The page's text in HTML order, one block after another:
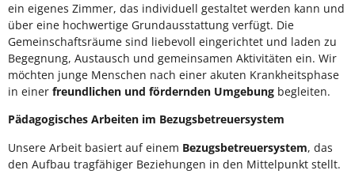
ein eigenes Zimmer, das individuell gestaltet werden kann und
über eine hochwertige Grundausstattung verfügt. Die
Gemeinschaftsräume sind liebevoll eingerichtet und laden zu
Begegnung, Austausch und gemeinsamen Aktivitäten ein. Wir
möchten junge Menschen nach einer akuten Krankheitsphase
in einer freundlichen und fördernden Umgebung begleiten.
Pädagogisches Arbeiten im Bezugsbetreuersystem
Unsere Arbeit basiert auf einem Bezugsbetreuersystem, das
den Aufbau tragfähiger Beziehungen in den Mittelpunkt stellt.